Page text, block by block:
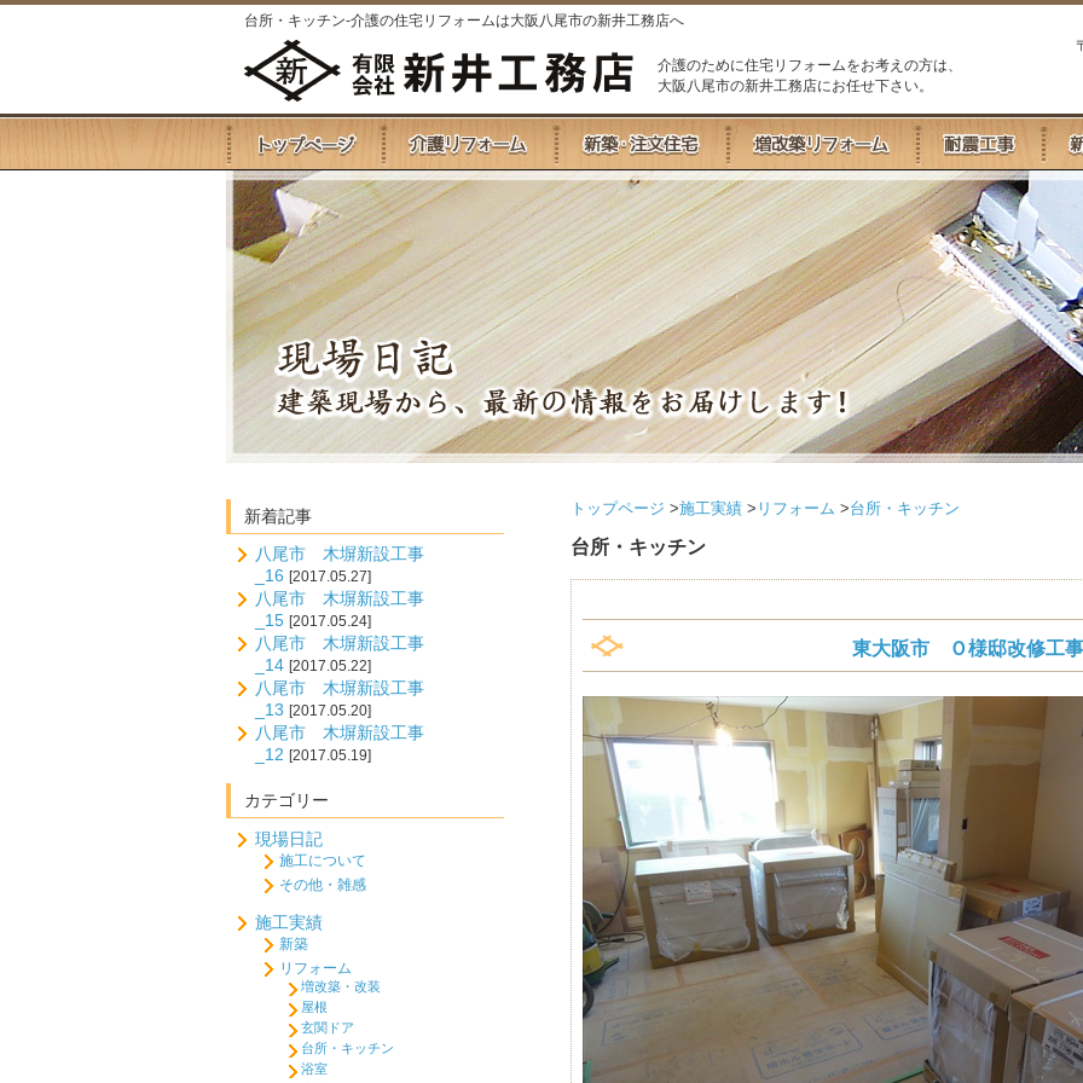
台所・キッチン-介護の住宅リフォームは大阪八尾市の新井工務店へ
介護のために住宅リフォームをお考えの方は、
大阪八尾市の新井工務店にお任せ下さい。
トップページ >施工実績 > リフォーム >台所・キッチン
台所・キッチン
東大阪市 Ｏ様邸改修工
新着記事
八尾市 木塀新設工事
_16 [2017.05.27]
八尾市 木塀新設工事
_15 [2017.05.24]
八尾市 木塀新設工事
_14 [2017.05.22]
八尾市 木塀新設工事
_13 [2017.05.20]
八尾市 木塀新設工事
_12 [2017.05.19]
カテゴリー
現場日記
施工について
その他・雑感
施工実績
新築
リフォーム
増改築・改装
屋根
玄関ドア
台所・キッチン
浴室